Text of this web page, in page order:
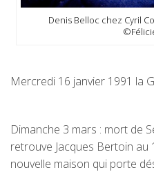
Denis Belloc chez Cyril
Mercredi 16 janvier 1991 la
Dimanche 3 mars : mort de
retrouve Jacques Bertoin au
nouvelle maison qui porte